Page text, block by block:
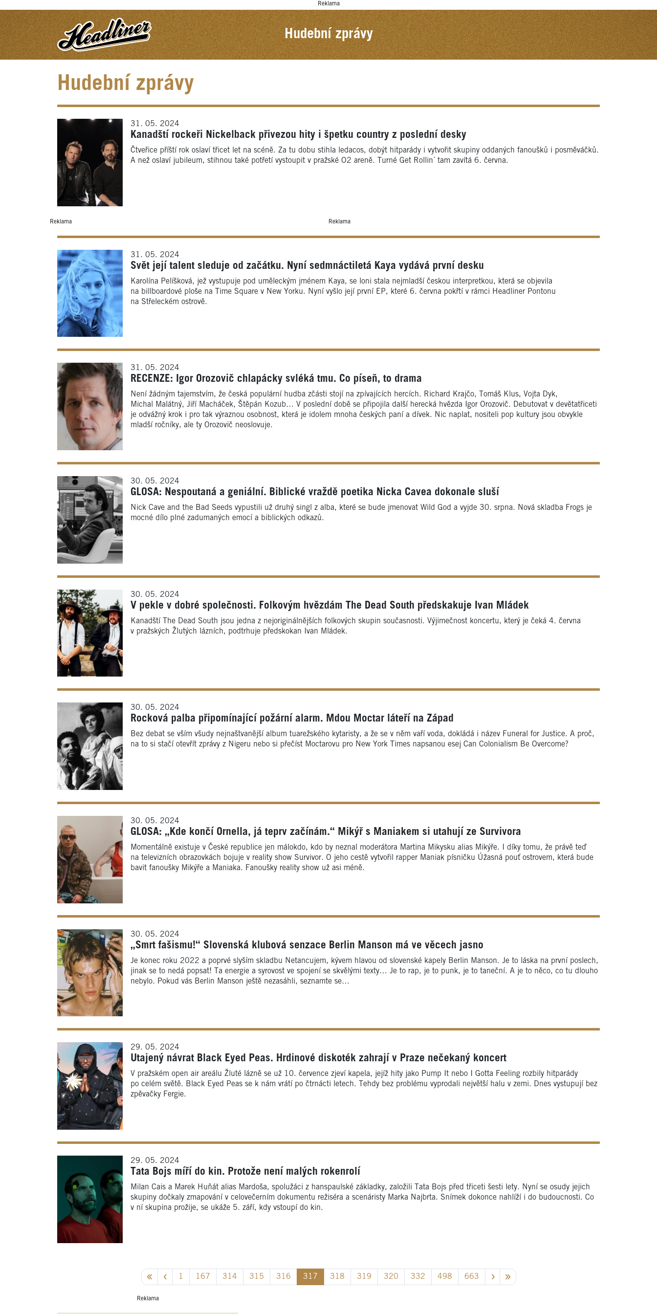
Reklama
Hudební zprávy
Hudební zprávy
31. 05. 2024
Kanadští rockeři Nickelback přivezou hity i špetku country z poslední desky
Čtveřice příští rok oslaví třicet let na scéně. Za tu dobu stihla ledacos, dobýt hitparády i vytvořit skupiny oddaných fanoušků i posměváčků.
A než oslaví jubileum, stihnou také potřetí vystoupit v pražské O2 areně. Turné Get Rollin´ tam zavítá 6. června.
Reklama Reklama
31. 05. 2024
Svět její talent sleduje od začátku. Nyní sedmnáctiletá Kaya vydává první desku
Karolína Pelíšková, jež vystupuje pod uměleckým jménem Kaya, se loni stala nejmladší českou interpretkou, která se objevila
na billboardové ploše na Time Square v New Yorku. Nyní vyšlo její první EP, které 6. června pokřtí v rámci Headliner Pontonu
na Střeleckém ostrově.
31. 05. 2024
RECENZE: Igor Orozovič chlapácky svléká tmu. Co píseň, to drama
Není žádným tajemstvím, že česká populární hudba zčásti stojí na zpívajících hercích. Richard Krajčo, Tomáš Klus, Vojta Dyk,
Michal Malátný, Jiří Macháček, Štěpán Kozub… V poslední době se připojila další herecká hvězda Igor Orozovič. Debutovat v devětatřiceti
je odvážný krok i pro tak výraznou osobnost, která je idolem mnoha českých paní a dívek. Nic naplat, nositeli pop kultury jsou obvykle
mladší ročníky, ale ty Orozovič neoslovuje.
30. 05. 2024
GLOSA: Nespoutaná a geniální. Biblické vraždě poetika Nicka Cavea dokonale sluší
Nick Cave and the Bad Seeds vypustili už druhý singl z alba, které se bude jmenovat Wild God a vyjde 30. srpna. Nová skladba Frogs je
mocné dílo plné zadumaných emocí a biblických odkazů.
30. 05. 2024
V pekle v dobré společnosti. Folkovým hvězdám The Dead South předskakuje Ivan Mládek
Kanadští The Dead South jsou jedna z nejoriginálnějších folkových skupin současnosti. Výjimečnost koncertu, který je čeká 4. června
v pražských Žlutých lázních, podtrhuje předskokan Ivan Mládek.
30. 05. 2024
Rocková palba připomínající požární alarm. Mdou Moctar láteří na Západ
Bez debat se vším všudy nejnaštvanější album tuarežského kytaristy, a že se v něm vaří voda, dokládá i název Funeral for Justice. A proč,
na to si stačí otevřít zprávy z Nigeru nebo si přečíst Moctarovu pro New York Times napsanou esej Can Colonialism Be Overcome?
30. 05. 2024
GLOSA: „Kde končí Ornella, já teprv začínám.“ Mikýř s Maniakem si utahují ze Survivora
Momentálně existuje v České republice jen málokdo, kdo by neznal moderátora Martina Mikysku alias Mikýře. I díky tomu, že právě teď
na televizních obrazovkách bojuje v reality show Survivor. O jeho cestě vytvořil rapper Maniak písničku Úžasná pouť ostrovem, která bude
bavit fanoušky Mikýře a Maniaka. Fanoušky reality show už asi méně.
30. 05. 2024
„Smrt fašismu!“ Slovenská klubová senzace Berlin Manson má ve věcech jasno
Je konec roku 2022 a poprvé slyším skladbu Netancujem, kývem hlavou od slovenské kapely Berlin Manson. Je to láska na první poslech,
jinak se to nedá popsat! Ta energie a syrovost ve spojení se skvělými texty… Je to rap, je to punk, je to taneční. A je to něco, co tu dlouho
nebylo. Pokud vás Berlin Manson ještě nezasáhli, seznamte se…
29. 05. 2024
Utajený návrat Black Eyed Peas. Hrdinové diskoték zahrají v Praze nečekaný koncert
V pražském open air areálu Žluté lázně se už 10. července zjeví kapela, jejíž hity jako Pump It nebo I Gotta Feeling rozbily hitparády
po celém světě. Black Eyed Peas se k nám vrátí po čtrnácti letech. Tehdy bez problému vyprodali největší halu v zemi. Dnes vystupují bez
zpěvačky Fergie.
29. 05. 2024
Tata Bojs míří do kin. Protože není malých rokenrolí
Milan Cais a Marek Huňát alias Mardoša, spolužáci z hanspaulské základky, založili Tata Bojs před třiceti šesti lety. Nyní se osudy jejich
skupiny dočkaly zmapování v celovečerním dokumentu režiséra a scenáristy Marka Najbrta. Snímek dokonce nahlíží i do budoucnosti. Co
v ní skupina prožije, se ukáže 5. září, kdy vstoupí do kin.
1 167 314 315 316 317 318 319 320 332 498 663
Reklama